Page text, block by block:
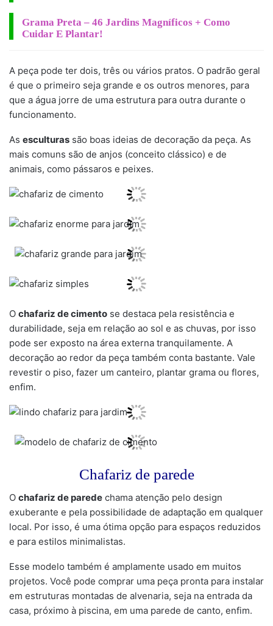
Grama Preta – 46 Jardins Magníficos + Como
Cuidar E Plantar!
A peça pode ter dois, três ou vários pratos. O padrão geral
é que o primeiro seja grande e os outros menores, para
que a água jorre de uma estrutura para outra durante o
funcionamento.
As esculturas são boas ideias de decoração da peça. As
mais comuns são de anjos (conceito clássico) e de
animais, como pássaros e peixes.
O chafariz de cimento se destaca pela resistência e
durabilidade, seja em relação ao sol e as chuvas, por isso
pode ser exposto na área externa tranquilamente. A
decoração ao redor da peça também conta bastante. Vale
revestir o piso, fazer um canteiro, plantar grama ou flores,
enfim.
Chafariz de parede
O chafariz de parede chama atenção pelo design
exuberante e pela possibilidade de adaptação em qualquer
local. Por isso, é uma ótima opção para espaços reduzidos
e para estilos minimalistas.
Esse modelo também é amplamente usado em muitos
projetos. Você pode comprar uma peça pronta para instalar
em estruturas montadas de alvenaria, seja na entrada da
casa, próximo à piscina, em uma parede de canto, enfim.